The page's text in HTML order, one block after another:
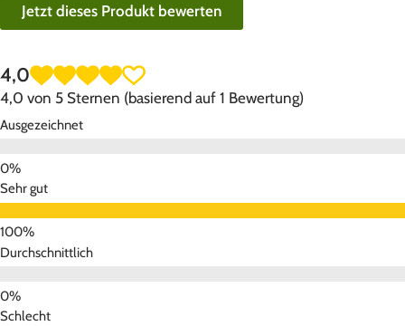
Jetzt dieses Produkt bewerten
4,0
4,0 von 5 Sternen (basierend auf 1 Bewertung)
Ausgezeichnet
Sehr gut
Durchschnittlich
Schlecht